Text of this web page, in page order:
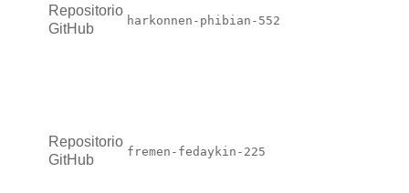
Repositorio
GitHub
harkonnen-phibian-552
Repositorio
GitHub
fremen-fedaykin-225